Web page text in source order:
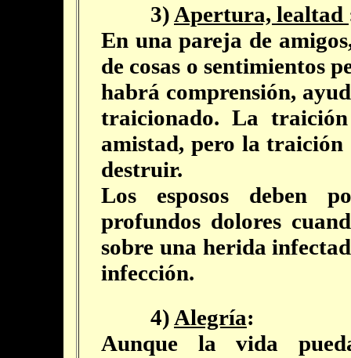
3) Apertura, lealtad
En una pareja de
de cosas o sentimientos
habrá comprensión,
traicionado. La
amistad, pero la
destruir.
Los esposos deben
profundos dolores
sobre una herida
infección.
4) Alegría:
Aunque la vida